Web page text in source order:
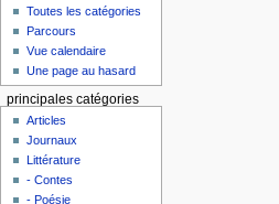
Toutes les catégories
Parcours
Vue calendaire
Une page au hasard
principales catégories
Articles
Journaux
Littérature
- Contes
- Poésie